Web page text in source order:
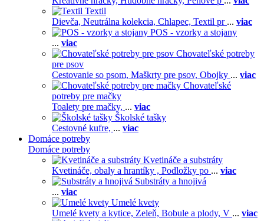
Textil
Dievča, Neutrálna kolekcia, Chlapec, Textil pr ... viac
POS - vzorky a stojany
... viac
Chovateľské potreby
pre psov
Cestovanie so psom, Maškrty pre psov, Obojky ... viac
Chovateľské
potreby pre mačky
Toalety pre mačky, ... viac
Školské tašky
Cestovné kufre, ... viac
Domáce potreby
Domáce potreby
Kvetináče a substráty
Kvetináče, obaly a hrantíky , Podložky po ... viac
Substráty a hnojivá
... viac
Umelé kvety
Umelé kvety a kytice, Zeleň, Bobule a plody, V ... viac